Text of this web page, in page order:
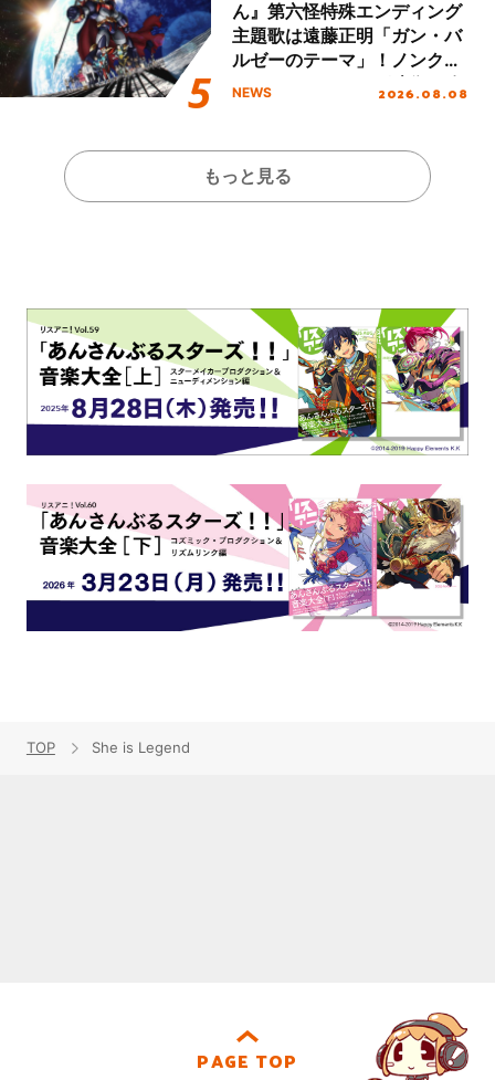
ん』第六怪特殊エンディング
主題歌は遠藤正明「ガン・バ
ルゼーのテーマ」！ノンクレ
ジットエンディング映像も公
NEWS 2026.08.08
もっと見る
TOP She is Legend
PAGE TOP